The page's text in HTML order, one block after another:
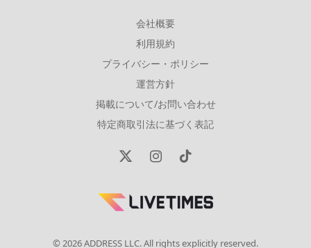
会社概要
利用規約
プライバシー・ポリシー
運営方針
掲載について/お問い合わせ
特定商取引法に基づく表記
X
InstagramTikTok
© 2026 ADDRESS LLC. All rights explicitly reserved.